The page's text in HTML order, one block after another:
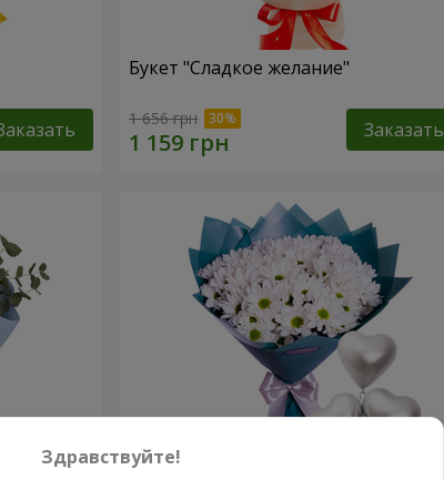
Букет "Сладкое желание"
1 656 грн Заказать
Здравствуйте!